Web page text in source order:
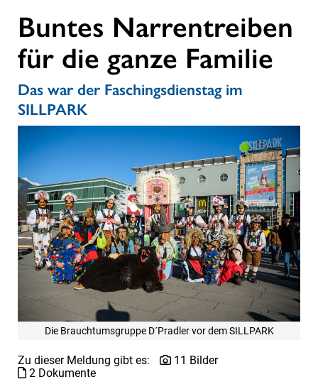
Buntes Narrentreiben
für die ganze Familie
Das war der Faschingsdienstag im
SILLPARK
Die Brauchtumsgruppe D´Pradler vor dem SILLPARK
Zu dieser Meldung gibt es:
11 Bilder
2 Dokumente